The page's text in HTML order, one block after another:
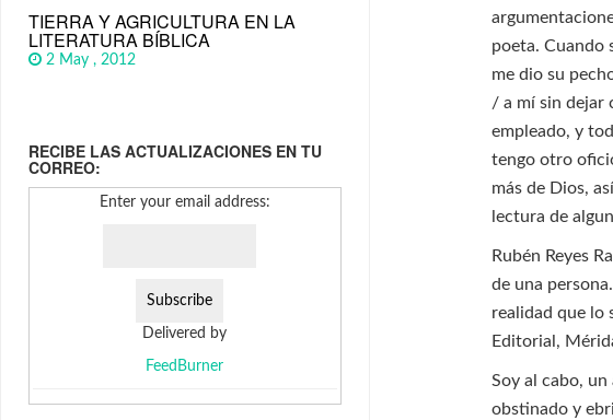
poeta. Cuando
me dio su
/ a mí sin dejar
empleado, y
tengo otro
más de Dios,
lectura de
Rubén Reyes
de una
realidad que lo
Editorial,
Soy al cabo, un
obstinado y
TIERRA Y AGRICULTURA EN LA
LITERATURA BÍBLICA
2 May , 2012
RECIBE LAS ACTUALIZACIONES EN TU
CORREO:
Enter your email address:
Delivered by
FeedBurner